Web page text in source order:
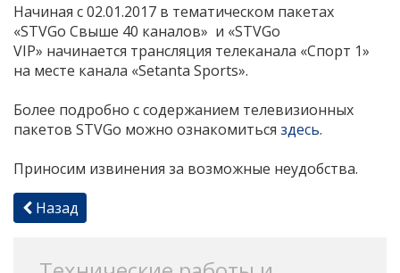
Начиная с 02.01.2017 в тематическом пакетах
«STVGo Свыше 40 каналов» и «STVGo
VIP» начинается трансляция телеканала «Спорт 1»
на месте канала «Setanta Sports».
Более подробно с содержанием телевизионных
пакетов STVGo можно ознакомиться здесь.
Приносим извинения за возможные неудобства.
Назад